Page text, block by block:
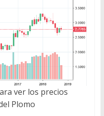
ver los precios
Plomo